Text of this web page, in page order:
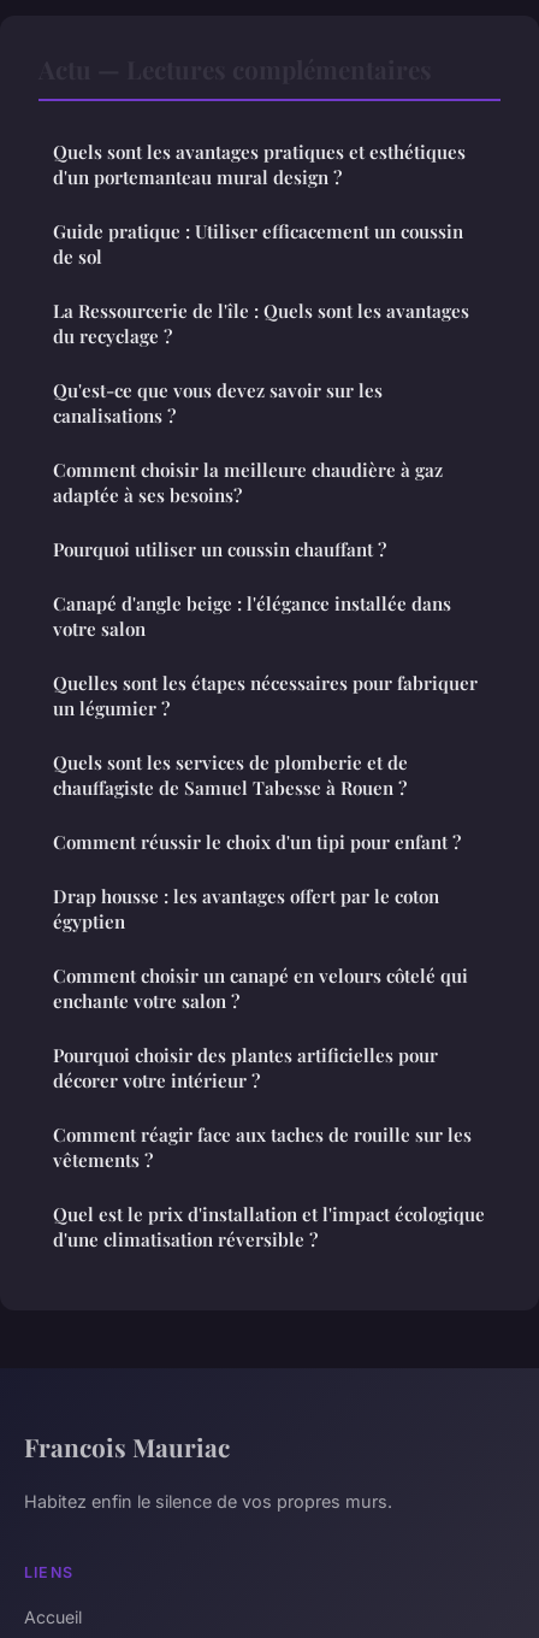
Quels sont les avantages pratiques et esthétiques
d'un portemanteau mural design ?
Guide pratique : Utiliser efficacement un coussin
de sol
La Ressourcerie de l'île : Quels sont les avantages
du recyclage ?
Qu'est-ce que vous devez savoir sur les
canalisations ?
Comment choisir la meilleure chaudière à gaz
adaptée à ses besoins?
Pourquoi utiliser un coussin chauffant ?
Canapé d'angle beige : l'élégance installée dans
votre salon
Quelles sont les étapes nécessaires pour fabriquer
un légumier ?
Quels sont les services de plomberie et de
chauffagiste de Samuel Tabesse à Rouen ?
Comment réussir le choix d'un tipi pour enfant ?
Drap housse : les avantages offert par le coton
égyptien
Comment choisir un canapé en velours côtelé qui
enchante votre salon ?
Pourquoi choisir des plantes artificielles pour
décorer votre intérieur ?
Comment réagir face aux taches de rouille sur les
vêtements ?
Quel est le prix d'installation et l'impact écologique
d'une climatisation réversible ?
Francois Mauriac
Habitez enfin le silence de vos propres murs.
LIENS
Accueil